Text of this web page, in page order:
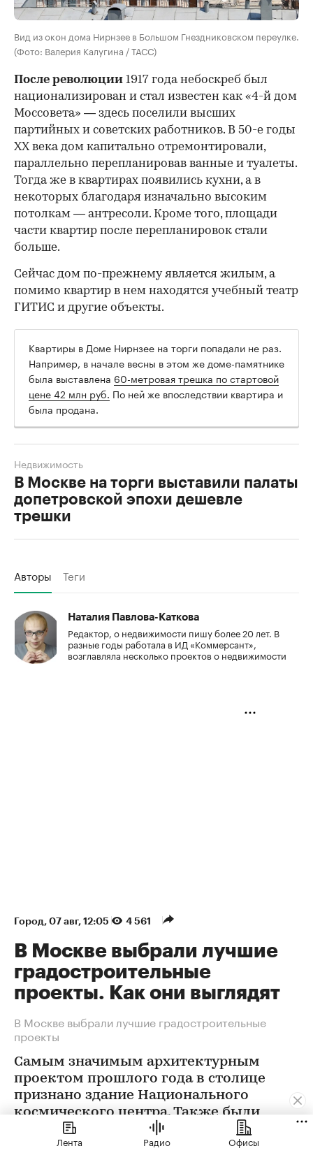
Вид из окон дома Нирнзее в Большом Гнездниковском переулке.
(Фото: Валерия Калугина / ТАСС)
После революции 1917 года небоскреб был
национализирован и стал известен как «4-й дом
Моссовета» — здесь поселили высших
партийных и советских работников. В 50-е годы
ХХ века дом капитально отремонтировали,
параллельно перепланировав ванные и туалеты.
Тогда же в квартирах появились кухни, а в
некоторых благодаря изначально высоким
потолкам — антресоли. Кроме того, площади
части квартир после перепланировок стали
больше.
Сейчас дом по-прежнему является жилым, а
помимо квартир в нем находятся учебный театр
ГИТИС и другие объекты.
Квартиры в Доме Нирнзее на торги попадали не раз.
Например, в начале весны в этом же доме-памятнике
была выставлена 60-метровая трешка по стартовой
цене 42 млн руб. По ней же впоследствии квартира и
была продана.
В Москве на торги выставили палаты
допетровской эпохи дешевле
трешки
Недвижимость
Авторы Теги
Наталия Павлова-Каткова
Редактор, о недвижимости пишу более 20 лет. В
разные годы работала в ИД «Коммерсант»,
возглавляла несколько проектов о недвижимости
Город⁠, 07 авг, 12:05 4 561
В Москве выбрали лучшие
градостроительные
проекты. Как они выглядят
В Москве выбрали лучшие градостроительные
проекты
Самым значимым архитектурным
проектом прошлого года в столице
признано здание Национального
космического центра. Также были
определены победители еще в 12
номинациях
Лента Радио Офисы